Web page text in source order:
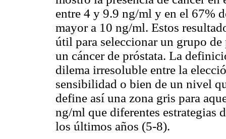
entre 4 y 9.9 ng/ml y en el 67%
mayor a 10 ng/ml. Estos
útil para seleccionar un grupo
un cáncer de próstata. La
dilema irresoluble entre la
sensibilidad o bien de un nivel
define así una zona gris para
ng/ml que diferentes estrategias
los últimos años (5-8).